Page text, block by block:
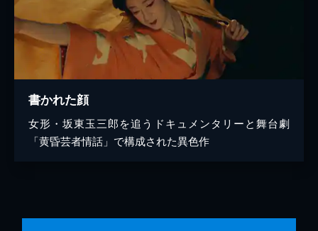
書かれた顔
女形・坂東玉三郎を追うドキュメンタリーと舞台劇
「黄昏芸者情話」で構成された異色作